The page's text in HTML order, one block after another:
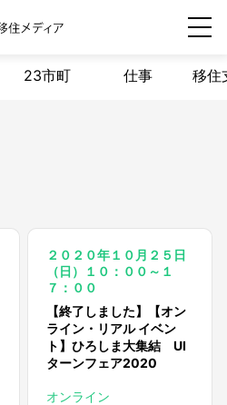
23市町 仕事 移住
２０２０年１０月２５日
（日）１０：００～１
７：００
【終了しました】【オン
ライン・リアル イベン
ト】ひろしま大集結 UI
ターンフェア2020
オンライン